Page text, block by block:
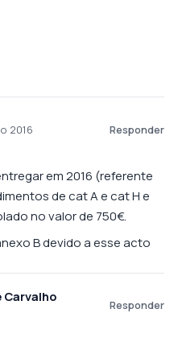
2016 Responder
em 2016 (referente
de cat A e cat H e
no valor de 750€.
B devido a esse acto
Carvalho
Responder